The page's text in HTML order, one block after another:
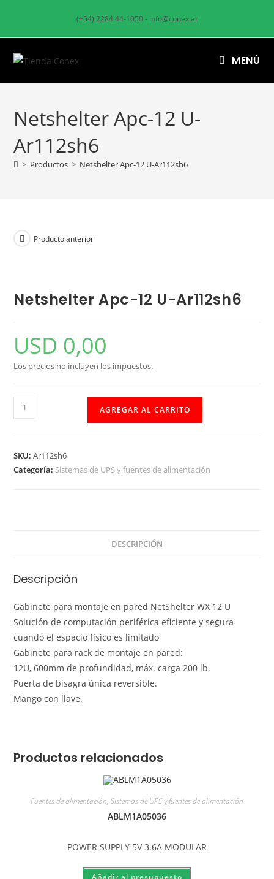
(+54) 2284 44-1050 - info@conex.ar
MENÚ
Netshelter Apc-12 U-
Ar112sh6
> Productos > Netshelter Apc-12 U-Ar112sh6
Producto anterior
Netshelter Apc-12 U-Ar112sh6
USD 0,00
Los precios no incluyen los impuestos.
AGREGAR AL CARRITO
SKU:Ar112sh6
Categoría: Sistemas de UPS y fuentes de alimentación
DESCRIPCIÓN
Descripción
Gabinete para montaje en pared NetShelter WX 12 U
Solución de computación periférica eficiente y segura
cuando el espacio físico es limitado
Gabinete para rack de montaje en pared:
12U, 600mm de profundidad, máx. carga 200 lb.
Puerta de bisagra única reversible.
Mango con llave.
Productos relacionados
Fuentes de alimentación, Sistemas de UPS y fuentes de alimentación
ABLM1A05036
POWER SUPPLY 5V 3.6A MODULAR